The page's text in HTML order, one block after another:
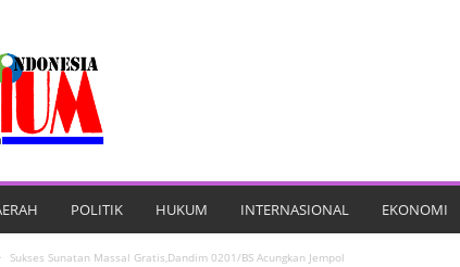
POLITIK HUKUM INTERNASIONAL EKONOMI
Sukses Sunatan Massal Gratis,Dandim 0201/BS Acungkan Jempol